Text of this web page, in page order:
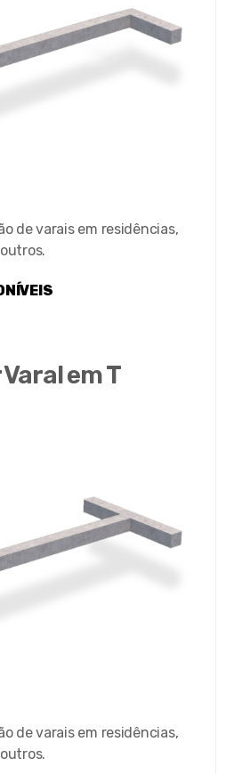
de varais em residências,
em T
de varais em residências,